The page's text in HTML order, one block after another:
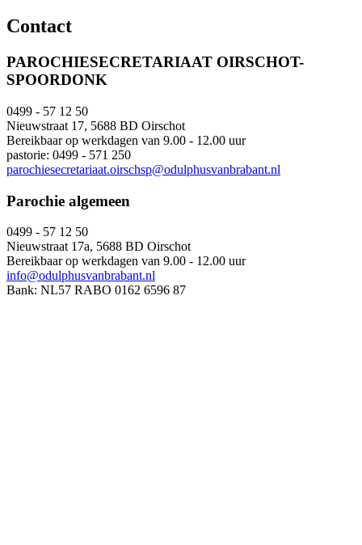
Contact
PAROCHIESECRETARIAAT OIRSCHOT-
SPOORDONK
0499 - 57 12 50
Nieuwstraat 17, 5688 BD Oirschot
Bereikbaar op werkdagen van 9.00 - 12.00 uur
pastorie: 0499 - 571 250
parochiesecretariaat.oirschsp@odulphusvanbrabant.nl
Parochie algemeen
0499 - 57 12 50
Nieuwstraat 17a, 5688 BD Oirschot
Bereikbaar op werkdagen van 9.00 - 12.00 uur
info@odulphusvanbrabant.nl
Bank: NL57 RABO 0162 6596 87